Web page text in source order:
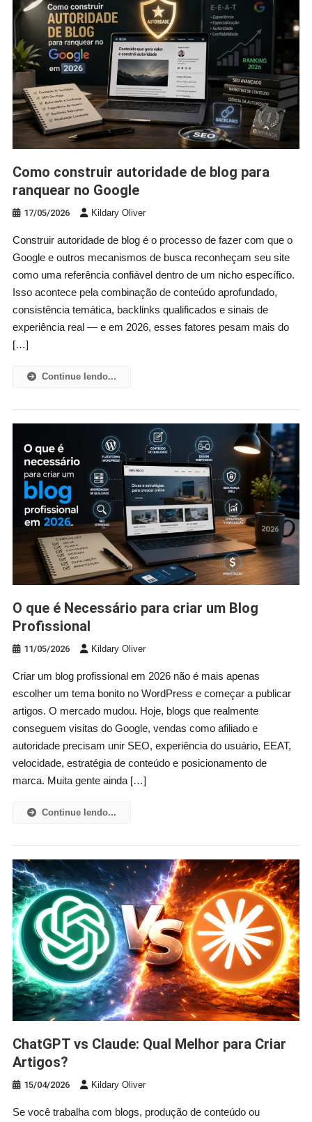
Como construir autoridade de blog para
ranquear no Google
17/05/2026 Kildary Oliver
Construir autoridade de blog é o processo de fazer com que o
Google e outros mecanismos de busca reconheçam seu site
como uma referência confiável dentro de um nicho específico.
Isso acontece pela combinação de conteúdo aprofundado,
consistência temática, backlinks qualificados e sinais de
experiência real — e em 2026, esses fatores pesam mais do
[…]
Continue lendo...
O que é Necessário para criar um Blog
Profissional
11/05/2026 Kildary Oliver
Criar um blog profissional em 2026 não é mais apenas
escolher um tema bonito no WordPress e começar a publicar
artigos. O mercado mudou. Hoje, blogs que realmente
conseguem visitas do Google, vendas como afiliado e
autoridade precisam unir SEO, experiência do usuário, EEAT,
velocidade, estratégia de conteúdo e posicionamento de
marca. Muita gente ainda […]
Continue lendo...
ChatGPT vs Claude: Qual Melhor para Criar
Artigos?
15/04/2026 Kildary Oliver
Se você trabalha com blogs, produção de conteúdo ou